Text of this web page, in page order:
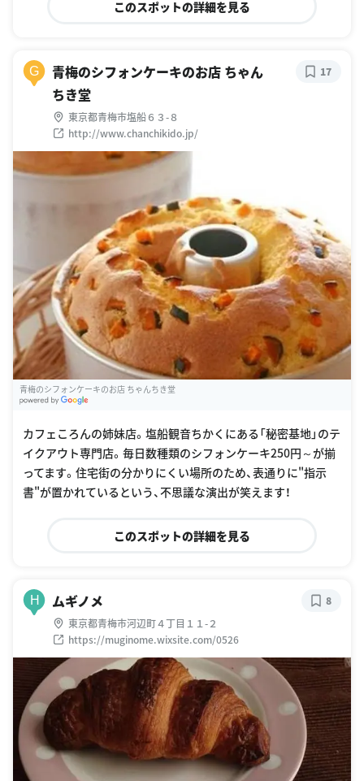
このスポットの詳細を見る
G
青梅のシフォンケーキのお店 ちゃん
ちき堂
東京都青梅市塩船６３-８
http://www.chanchikido.jp/
17
青梅のシフォンケーキのお店 ちゃんちき堂
カフェころんの姉妹店。塩船観音ちかくにある「秘密基地」のテ
イクアウト専門店。毎日数種類のシフォンケーキ250円～が揃
ってます。住宅街の分かりにくい場所のため、表通りに"指示
書"が置かれているという、不思議な演出が笑えます！
このスポットの詳細を見る
H ムギノメ
東京都青梅市河辺町４丁目１１-２
https://muginome.wixsite.com/0526
8